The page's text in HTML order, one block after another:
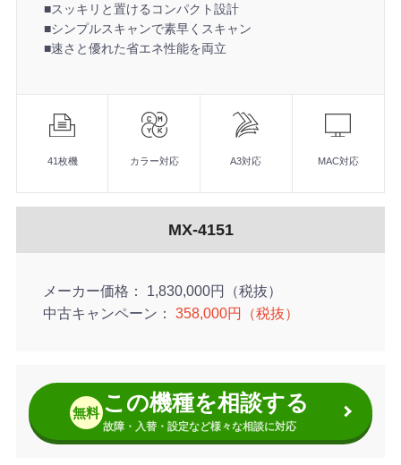
■スッキリと置けるコンパクト設計
■シンプルスキャンで素早くスキャン
■速さと優れた省エネ性能を両立
■連続複写速度：カラー、モノクロともに41枚/分
■スッキリと置けるコンパクト設計
■速さと優れた省エネ性能を両立
41枚機 カラー対応 A3対応 MAC対応
MX-4151
メーカー価格
1,830,000円（税抜）
中古キャンペーン
358,000円（税抜）
無料 この機種を相談する
故障・入替・設定など様々な相談に対応